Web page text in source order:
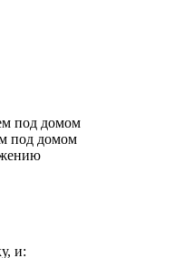
под домом
под домом
и: